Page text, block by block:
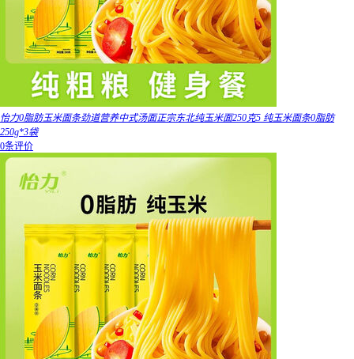
怡力0脂肪玉米面条劲道营养中式汤面正宗东北纯玉米面250克5 纯玉米面条0脂肪
250g*3袋
0条评价